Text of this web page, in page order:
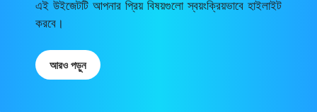
এই উইজেটটি আপনার প্রিয় বিষয়গুলো স্বয়ংক্রিয়ভাবে হাইলাইট
করবে।
আরও পড়ুন